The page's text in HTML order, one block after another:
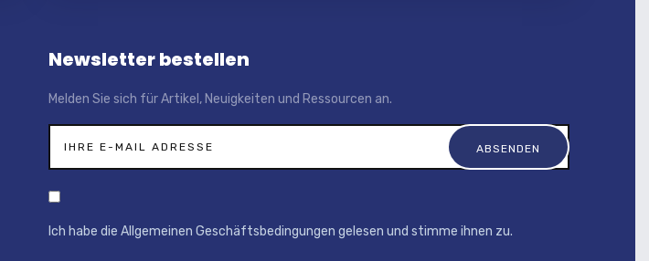
Newsletter bestellen
Melden Sie sich für Artikel, Neuigkeiten und Ressourcen an.
Ich habe die Allgemeinen Geschäftsbedingungen gelesen und stimme ihnen zu.